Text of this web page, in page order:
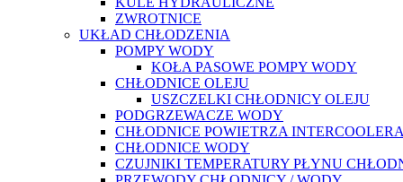
ZWROTNICE
UKŁAD CHŁODZENIA
POMPY WODY
KOŁA PASOWE POMPY WODY
CHŁODNICE OLEJU
USZCZELKI CHŁODNICY OLEJU
PODGRZEWACZE WODY
CHŁODNICE POWIETRZA INTERCOOLERA
CHŁODNICE WODY
CZUJNIKI TEMPERATURY PŁYNU